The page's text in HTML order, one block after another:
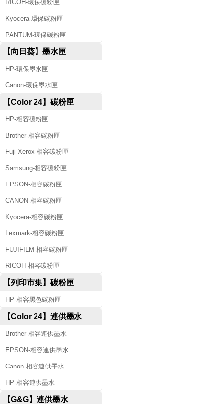
RICOH-環保碳粉匣
Kyocera-環保碳粉匣
PANTUM-環保碳粉匣
【向日葵】墨水匣
HP-環保墨水匣
Canon-環保墨水匣
【Color 24】碳粉匣
HP-相容碳粉匣
Brother-相容碳粉匣
Fuji Xerox-相容碳粉匣
Samsung-相容碳粉匣
EPSON-相容碳粉匣
CANON-相容碳粉匣
Kyocera-相容碳粉匣
Lexmark-相容碳粉匣
FUJIFILM-相容碳粉匣
RICOH-相容碳粉匣
【列印市集】碳粉匣
HP-相容黑色碳粉匣
【Color 24】連供墨水
Brother-相容連供墨水
EPSON-相容連供墨水
Canon-相容連供墨水
HP-相容連供墨水
【G&G】連供墨水